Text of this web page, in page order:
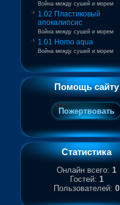
Война между сушей и морем
1.02 Пластиковый
апокалипсис
Война между сушей и морем
1.01 Homo aqua
Война между сушей и морем
Помощь сайту
Статистика
Онлайн всего: 1
Гостей: 1
Пользователей: 0